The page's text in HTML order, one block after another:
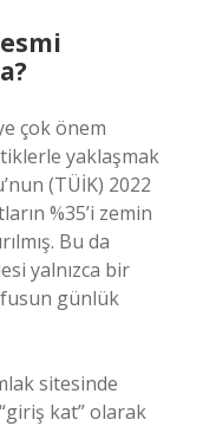
çok önem
yaklaşmak
(TÜİK) 2022
%35’i zemin
Bu da
yalnızca bir
günlük
sitesinde
kat” olarak